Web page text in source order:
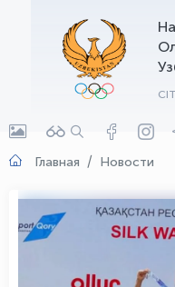
Главная Новости
OLYMPCHIK AI -
Онлайн · olympic.uz